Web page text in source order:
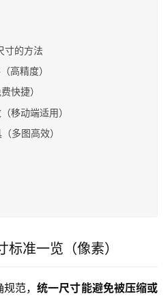
寸的方法
高精度）
快捷）
移动端适用）
多图高效）
准一览（像素）
规范，统一尺寸能避免被压缩或